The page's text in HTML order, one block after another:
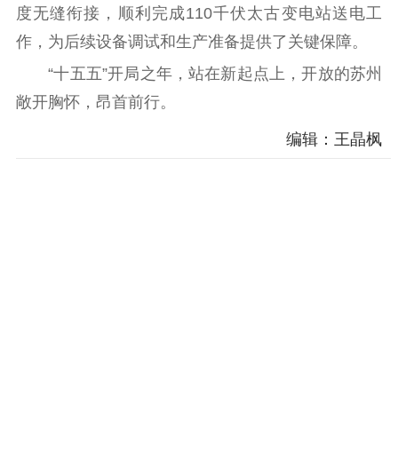
度无缝衔接，顺利完成110千伏太古变电站送电工
作，为后续设备调试和生产准备提供了关键保障。
“十五五”开局之年，站在新起点上，开放的苏州
敞开胸怀，昂首前行。
编辑：王晶枫